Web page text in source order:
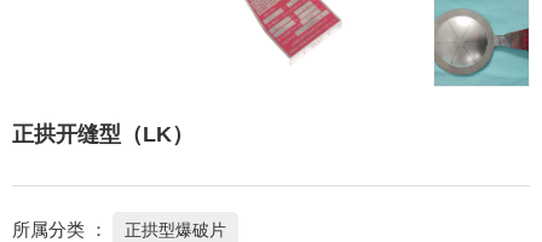
正拱开缝型（LK）
所属分类 ： 正拱型爆破片